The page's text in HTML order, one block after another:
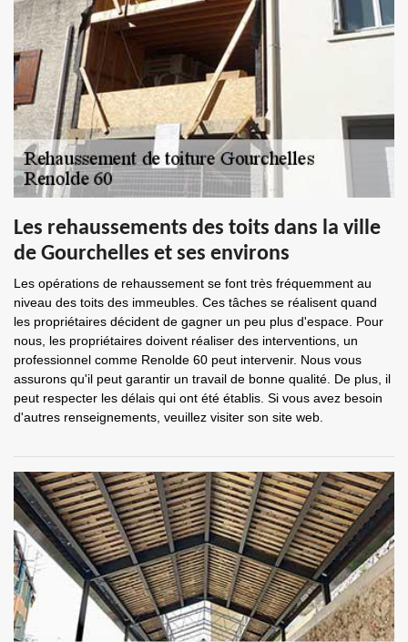
Les rehaussements des toits dans la ville
de Gourchelles et ses environs
Les opérations de rehaussement se font très fréquemment au
niveau des toits des immeubles. Ces tâches se réalisent quand
les propriétaires décident de gagner un peu plus d'espace. Pour
nous, les propriétaires doivent réaliser des interventions, un
professionnel comme Renolde 60 peut intervenir. Nous vous
assurons qu'il peut garantir un travail de bonne qualité. De plus, il
peut respecter les délais qui ont été établis. Si vous avez besoin
d'autres renseignements, veuillez visiter son site web.